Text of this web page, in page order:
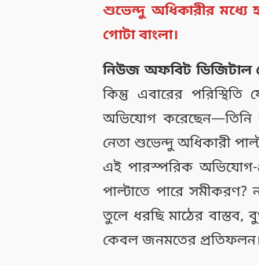
শুভেন্দু অধিকারীর
গোটা বাংলা।
নিউজ অফবিট ডিজিটাল
কিন্তু এবারের পরিস্থিতি
অভিযোগ করেছেন—তিনি
নেতা শুভেন্দু অধিকারী
এই পারস্পরিক অভিযোগ-
পাল্টাতে পারে সমীকরণ?
তুলে ধরছি মাঠের
কেবল জনমতের প্রতিফলন।